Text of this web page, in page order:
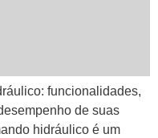
funcionalidades,
de suas
hidráulico é um